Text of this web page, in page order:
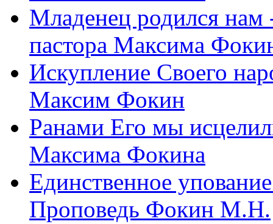
Младенец родился
пастора Максима
Искупление Своего
Максим Фокин
Ранами Его мы
Максима Фокина
Единственное
Проповедь Фокин М.Н.